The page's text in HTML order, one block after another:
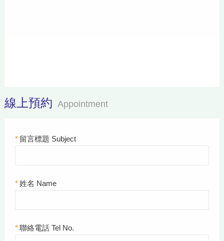
線上預約 Appointment
* 留言標題 Subject
* 姓名 Name
* 聯絡電話 Tel No.